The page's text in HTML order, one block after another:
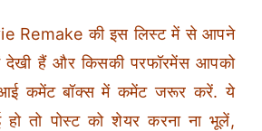
Remake की इस लिस्ट में से आपने
देखी हैं और किसकी परफॉरमेंस आपको
आई कमेंट बॉक्स में कमेंट जरूर करें. ये
हो तो पोस्ट को शेयर करना ना भूलें,